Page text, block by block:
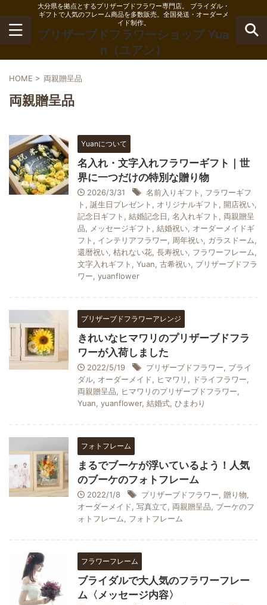
大分県を拠点とするプリザーブドフラワー専門店。 ブライダル・
ギフトで人気のフレーム商品を多数販売。全国発送・オーダーメ
イド制作。
プリザーブドフラワーショップ Yua
n（ユアン）
HOME > 両親贈呈品
両親贈呈品
Yuanについて
名入れ・文字入れフラワーギフト｜世
界に一つだけの特別な贈り物
2026/3/31 名前入りギフト , フラワーギフ
ト , 誕生日プレゼント , オリジナルギフト , 開店祝い,
記念日ギフト , 結婚記念日, 名入れギフト , 両親贈呈
品, メッセージギフト , 結婚祝い, オーダーメイドギ
フト , インテリアフラワー, 周年祝い, ガラスドーム,
還暦祝い, 枯れない花, 長寿祝い, フラワーフレーム,
文字入れギフト , Yuan, 古希祝い, プリザーブドフラ
ワー, yuanflower
プリザーブドフラワーアレンジ
きれいなヒマワリのプリザーブドフラ
ワーが入荷しました
2022/5/19 プリザーブドフラワー, ブライ
ダル, オーダーメイド, ヒマワリ , ドライフラワー,
両親贈呈品, ヒマワリのプリザーブドフラワー,
Yuan, yuanflower, 結婚式, ひまわり
フォトフレーム
まるでブーケが浮いているよう！人気
のブーケのフォトフレーム
2022/1/8 プリザーブドフラワー, 贈り物,
オーダーメイド, 写真立て, 両親贈呈品, ブーケのフ
ォトフレーム, フォトフレーム
フラワーフレーム
ブライダルで大人気のフラワーフレー
ム〈メッセージ内容〉